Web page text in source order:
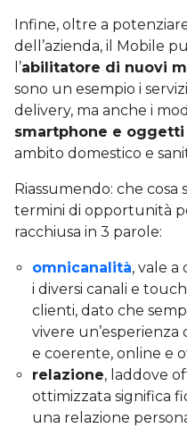
Infine, oltre a
dell’azienda, il Mobile
l’abilitatore di nuovi
sono un esempio i
delivery, ma anche i
smartphone e
ambito domestico e
Riassumendo: che
termini di opportunità
racchiusa in 3 parole:
omnicanalità, vale a
i diversi canali e
clienti, dato che
vivere un’esperienza
e coerente, online e
relazione, laddove
ottimizzata significa
una relazione